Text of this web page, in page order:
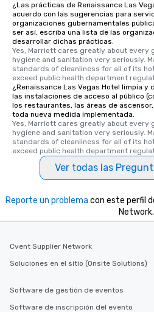
¿Las prácticas de Renaissance Las
acuerdo con las sugerencias para
organizaciones gubernamentales
ser así, escriba una lista de las
desarrollar dichas prácticas.
Yes, Marriott cares greatly about every
hygiene and sanitation very seriously.
standards of cleanliness for all of its
exceed public health department
¿Renaissance Las Vegas Hotel limpia
las instalaciones de acceso al público
los restaurantes, las áreas de
toda nueva medida implementada.
Yes, Marriott cares greatly about every
hygiene and sanitation very seriously.
standards of cleanliness for all of its
exceed public health department
Ver todas las
Reporte un problema con este perfil
Network.
Cvent Supplier Network
Soluciones en el sitio (Onsite Solutions)
Software de gestión de eventos
Software de inscripción del evento